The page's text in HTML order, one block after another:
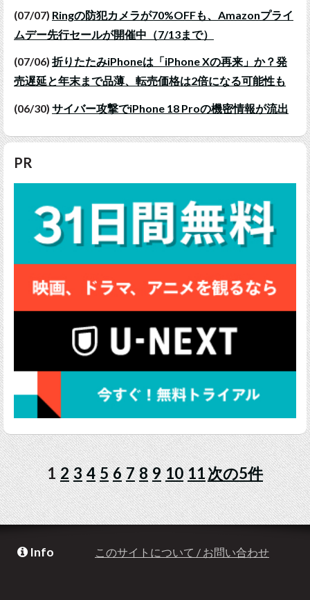
(07/07) Ringの防犯カメラが70%OFFも、Amazonプライ
ムデー先行セールが開催中（7/13まで）
(07/06) 折りたたみiPhoneは「iPhone Xの再来」か？発
売遅延と年末まで品薄、転売価格は2倍になる可能性も
(06/30) サイバー攻撃でiPhone 18 Proの機密情報が流出
PR
1 2 3 4 5 6 7 8 9 10 11次の5件
Info このサイトについて / お問い合わせ